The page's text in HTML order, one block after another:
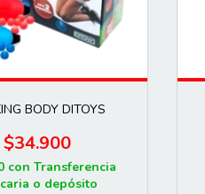
BODY DITOYS
$34.900
con Transferencia
o depósito